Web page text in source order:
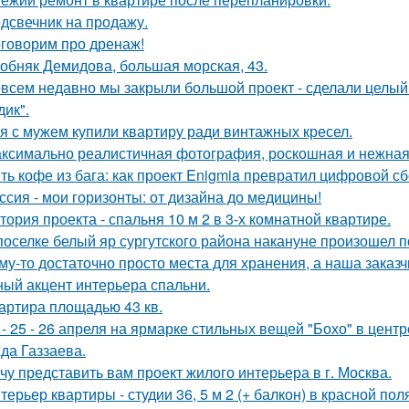
на продажу.
про дренаж!
Демидова, большая морская, 43.
недавно мы закрыли большой проект - сделали
с мужем купили квартиру ради винтажных кресел.
реалистичная фотография, роскошная и
кофе из бага: как проект Enigmia превратил цифровой
- мои горизонты: от дизайна до медицины!
проекта - спальня 10 м 2 в 3-х комнатной квартире.
белый яр сургутского района накануне
то достаточно просто места для хранения, а наша
акцент интерьера спальни.
площадью 43 кв.
25 - 26 апреля на ярмарке стильных вещей "Бохо" в
Газзаева.
представить вам проект жилого интерьера в г. Москва.
квартиры - студии 36, 5 м 2 (+ балкон) в красной